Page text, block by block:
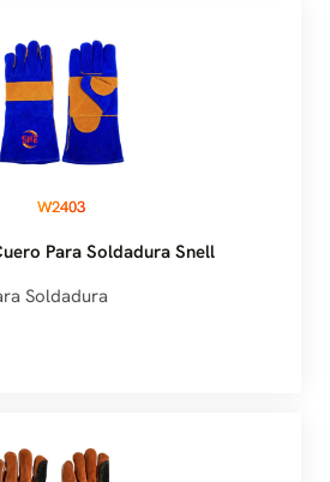
W2403
Para Soldadura Snell
Soldadura